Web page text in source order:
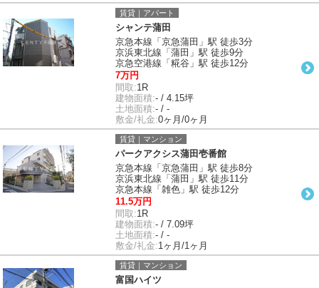
賃貸｜アパート
シャンテ蒲田
京急本線「京急蒲田」駅 徒歩3分
京浜東北線「蒲田」駅 徒歩9分
京急空港線「糀谷」駅 徒歩12分
7万円
間取:1R
建物面積:- / 4.15坪
土地面積:- / -
敷金/礼金:0ヶ月/0ヶ月
賃貸｜マンション
パークアクシス蒲田壱番館
京急本線「京急蒲田」駅 徒歩8分
京浜東北線「蒲田」駅 徒歩11分
京急本線「雑色」駅 徒歩12分
11.5万円
間取:1R
建物面積:- / 7.09坪
土地面積:- / -
敷金/礼金:1ヶ月/1ヶ月
賃貸｜マンション
富国ハイツ